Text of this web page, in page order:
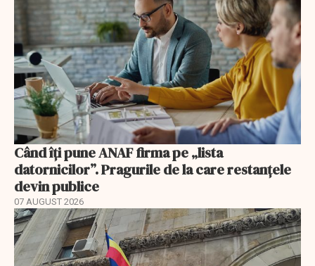
Când îți pune ANAF firma pe „lista
datornicilor”. Pragurile de la care restanțele
devin publice
07 AUGUST 2026